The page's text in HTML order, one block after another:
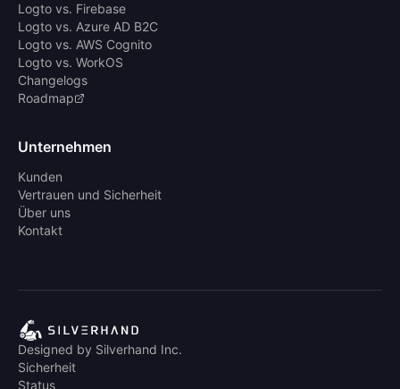
Logto vs. Firebase
Logto vs. Azure AD B2C
Logto vs. AWS Cognito
Logto vs. WorkOS
Changelogs
Roadmap
Unternehmen
Kunden
Vertrauen und Sicherheit
Über uns
Kontakt
Designed by Silverhand Inc.
Sicherheit
Status